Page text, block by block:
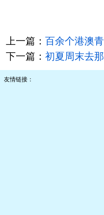
上一篇： 百余个港澳
下一篇： 初夏周末去
友情链接：